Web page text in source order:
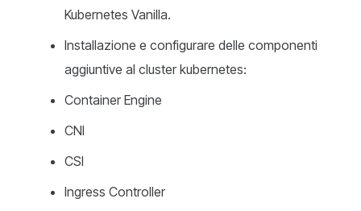
Kubernetes Vanilla.
Installazione e configurare delle componenti
aggiuntive al cluster kubernetes:
Container Engine
CNI
CSI
Ingress Controller